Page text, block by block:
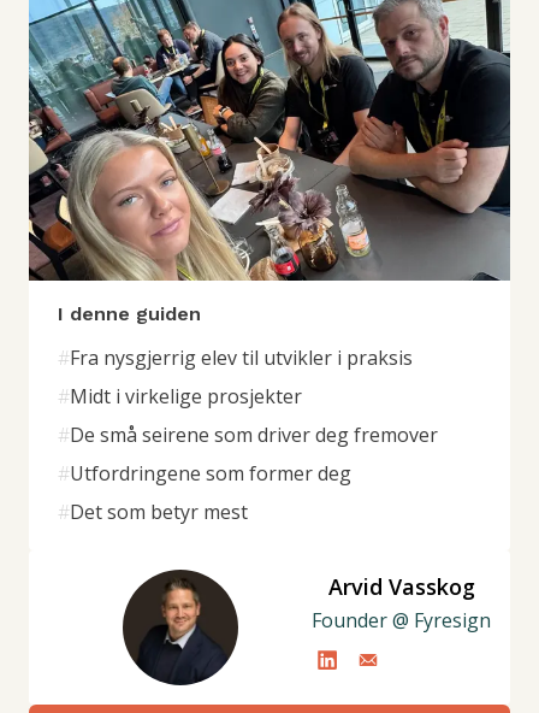
I denne guiden
#Fra nysgjerrig elev til utvikler i praksis
#Midt i virkelige prosjekter
#De små seirene som driver deg fremover
#Utfordringene som former deg
#Det som betyr mest
Arvid Vasskog
Founder @ Fyresign